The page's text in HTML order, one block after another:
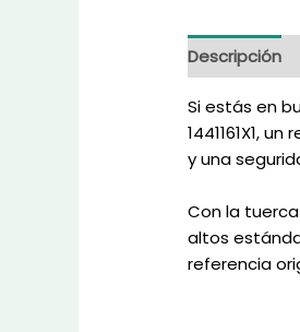
Descripción
Si estás en
1441161X1,
y una
Con la
altos
referencia